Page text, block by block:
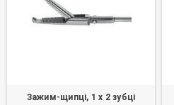
Зажим-щипці, 1 х 2 зубці